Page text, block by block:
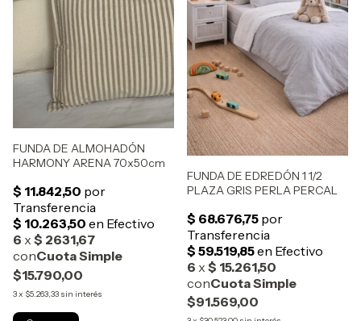
FUNDA DE ALMOHADÓN
HARMONY ARENA 70x50cm
$15.790,00
3x $5.263,33 sin interés
FUNDA DE EDREDÓN 1 1/2
PLAZA GRIS PERLA PERCAL
$91.569,00